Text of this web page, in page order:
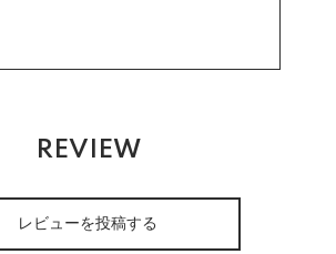
REVIEW
レビューを投稿する